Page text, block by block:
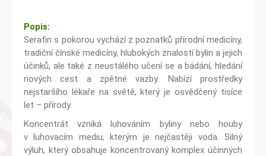
Popis:
Serafin s pokorou vychází z poznatků přírodní medicíny,
tradiční čínské medicíny, hlubokých znalostí bylin a jejich
účinků, ale také z neustálého učení se a bádání, hledání
nových cest a zpětné vazby. Nabízí prostředky
nejstaršího lékaře na světě, který je osvědčený tisíce
let – přírody.
Koncentrát vzniká luhováním byliny nebo houby
v luhovacím mediu, kterým je nejčastěji voda. Silný
výluh, který obsahuje koncentrovaný komplex účinných